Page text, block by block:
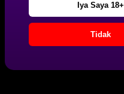
Iya Saya 18+
Tidak